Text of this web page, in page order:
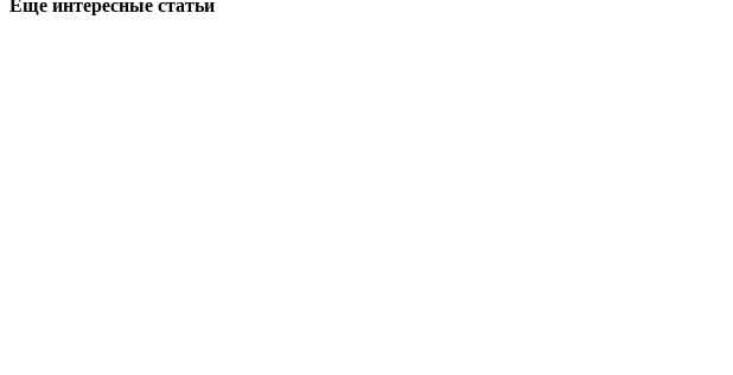
Еще интересные статьи